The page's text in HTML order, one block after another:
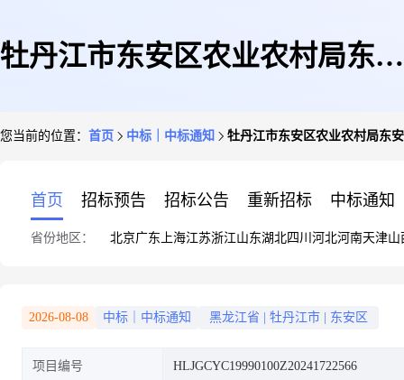
牡丹江市东安区农业农村局东安
您当前的位置： 首页 中标｜中标通知 牡丹江市东安区农业农村局东
首页 招标预告 招标公告 重新招标 中标通知
省份地区： 北京广东 上海江苏浙江山东湖北四川 河北河南天津山
2026-08-08 中标｜中标通知 黑龙江省 牡丹江市 东安区
项目编号 HLJGCYC19990100Z20241722566